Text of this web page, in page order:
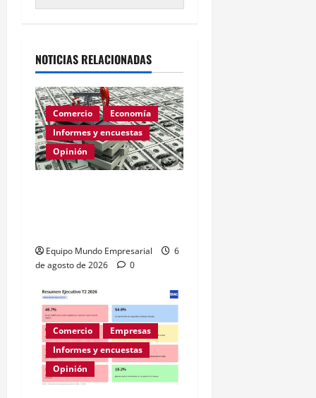
NOTICIAS RELACIONADAS
Comercio
Economía
Informes y encuestas
Opinión
Equipo Mundo Empresarial
6
de agosto de 2026
0
Comercio
Empresas
Informes y encuestas
Opinión